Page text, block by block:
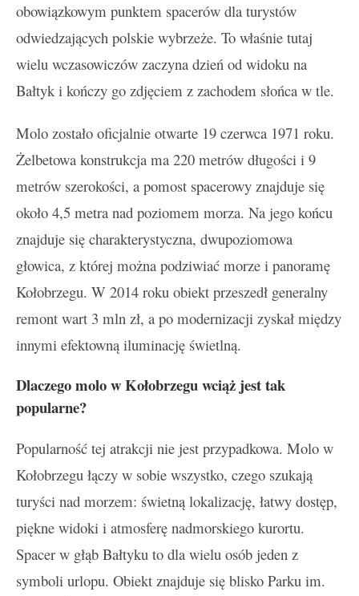
obowiązkowym punktem spacerów dla turystów
odwiedzających polskie wybrzeże. To właśnie tutaj
wielu wczasowiczów zaczyna dzień od widoku na
Bałtyk i kończy go zdjęciem z zachodem słońca w tle.
Molo zostało oficjalnie otwarte 19 czerwca 1971 roku.
Żelbetowa konstrukcja ma 220 metrów długości i 9
metrów szerokości, a pomost spacerowy znajduje się
około 4,5 metra nad poziomem morza. Na jego końcu
znajduje się charakterystyczna, dwupoziomowa
głowica, z której można podziwiać morze i panoramę
Kołobrzegu. W 2014 roku obiekt przeszedł generalny
remont wart 3 mln zł, a po modernizacji zyskał między
innymi efektowną iluminację świetlną.
Dlaczego molo w Kołobrzegu wciąż jest tak
popularne?
Popularność tej atrakcji nie jest przypadkowa. Molo w
Kołobrzegu łączy w sobie wszystko, czego szukają
turyści nad morzem: świetną lokalizację, łatwy dostęp,
piękne widoki i atmosferę nadmorskiego kurortu.
Spacer w głąb Bałtyku to dla wielu osób jeden z
symboli urlopu. Obiekt znajduje się blisko Parku im.